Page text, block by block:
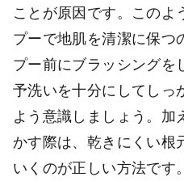
ことが原因です。このよ
プーで地肌を清潔に保つ
プー前にブラッシングを
予洗いを十分にしてしっ
よう意識しましょう。
かす際は、乾きにくい根
いくのが正しい方法です